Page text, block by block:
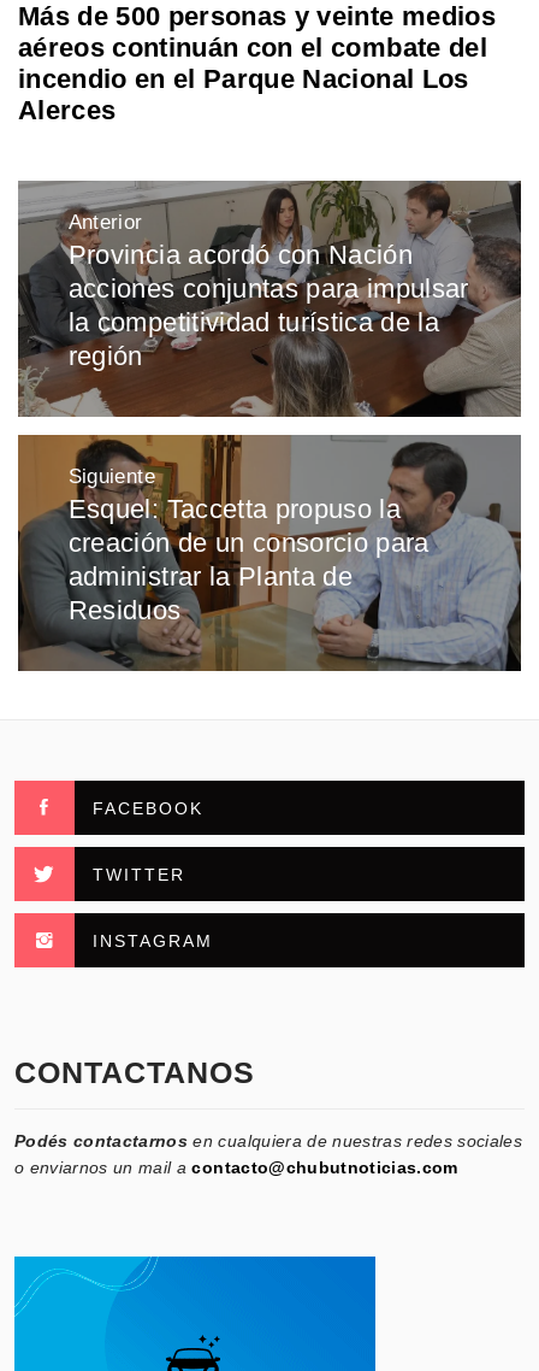
Más de 500 personas y veinte medios
aéreos continuán con el combate del
incendio en el Parque Nacional Los
Alerces
Navegación
entradas
Anterior
Entrada
anterior:
Provincia acordó con Nación
acciones conjuntas para impulsar
la competitividad turística de la
región
Siguiente
Entrada
siguiente:
Esquel: Taccetta propuso la
creación de un consorcio para
administrar la Planta de
Residuos
FACEBOOK
TWITTER
INSTAGRAM
CONTACTANOS
Podés contactarnos en cualquiera de nuestras redes sociales
o enviarnos un mail acontacto@chubutnoticias.com